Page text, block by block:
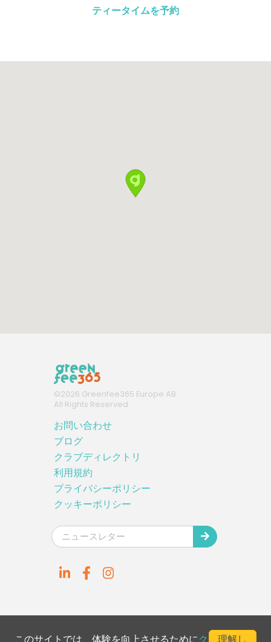
ティータイムを予約
©2026 Greenfee365 Europe AB.
All Rights Reserved
お問い合わせ
ブログ
クラブディレクトリ
利用規約
プライバシーポリシー
クッキーポリシー